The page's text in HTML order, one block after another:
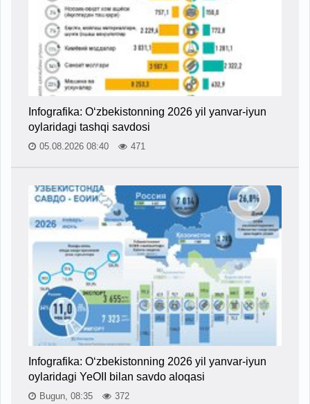
Infografika: O‘zbekistonning 2026 yil yanvar-iyun
oylaridagi tashqi savdosi
05.08.2026 08:40 471
Infografika: O‘zbekistonning 2026 yil yanvar-iyun
oylaridagi YeOII bilan savdo aloqasi
Bugun, 08:35 372